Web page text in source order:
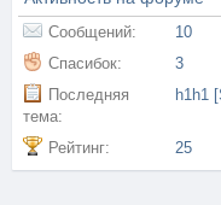
Сообщений:
10
Спасибок:
3
Последняя
тема:
h1h1
Рейтинг: 25